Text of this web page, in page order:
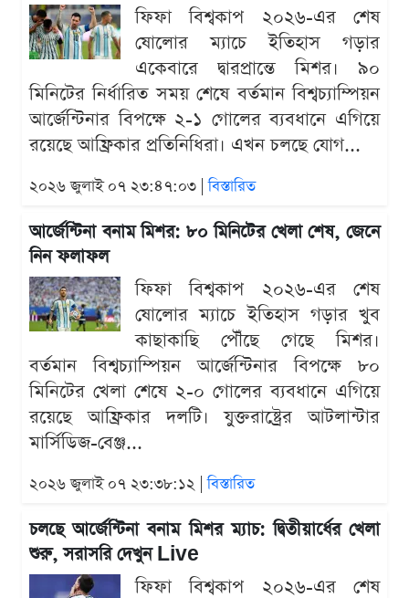
ফিফা বিশ্বকাপ ২০২৬-এর শেষ
ষোলোর ম্যাচে ইতিহাস গড়ার
একেবারে দ্বারপ্রান্তে মিশর। ৯০
মিনিটের নির্ধারিত সময় শেষে বর্তমান বিশ্বচ্যাম্পিয়ন
আর্জেন্টিনার বিপক্ষে ২-১ গোলের ব্যবধানে এগিয়ে
রয়েছে আফ্রিকার প্রতিনিধিরা। এখন চলছে যোগ...
২০২৬ জুলাই ০৭ ২৩:৪৭:০৩ |বিস্তারিত
আর্জেন্টিনা বনাম মিশর: ৮০ মিনিটের খেলা শেষ, জেনে
নিন ফলাফল
ফিফা বিশ্বকাপ ২০২৬-এর শেষ
ষোলোর ম্যাচে ইতিহাস গড়ার খুব
কাছাকাছি পৌঁছে গেছে মিশর।
বর্তমান বিশ্বচ্যাম্পিয়ন আর্জেন্টিনার বিপক্ষে ৮০
মিনিটের খেলা শেষে ২-০ গোলের ব্যবধানে এগিয়ে
রয়েছে আফ্রিকার দলটি। যুক্তরাষ্ট্রের আটলান্টার
মার্সিডিজ-বেঞ্জ...
২০২৬ জুলাই ০৭ ২৩:৩৮:১২ |বিস্তারিত
চলছে আর্জেন্টিনা বনাম মিশর ম্যাচ: দ্বিতীয়ার্ধের খেলা
শুরু, সরাসরি দেখুন Live
ফিফা বিশ্বকাপ ২০২৬-এর শেষ